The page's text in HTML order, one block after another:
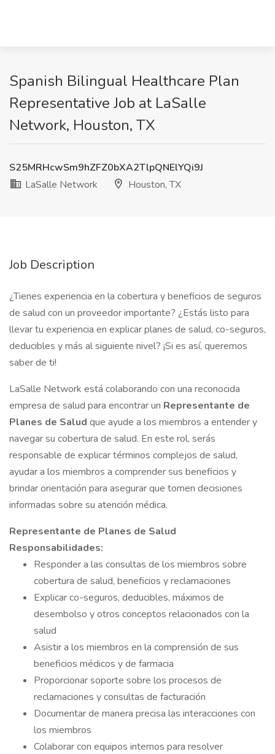
Spanish Bilingual Healthcare Plan
Representative Job at LaSalle
Network, Houston, TX
S25MRHcwSm9hZFZ0bXA2TlpQNElYQi9J
LaSalle Network
Houston, TX
Job Description
¿Tienes experiencia en la cobertura y beneficios de seguros
de salud con un proveedor importante? ¿Estás listo para
llevar tu experiencia en explicar planes de salud, co-seguros,
deducibles y más al siguiente nivel? ¡Si es así, queremos
saber de ti!
LaSalle Network está colaborando con una reconocida
empresa de salud para encontrar un Representante de
Planes de Salud que ayude a los miembros a entender y
navegar su cobertura de salud. En este rol, serás
responsable de explicar términos complejos de salud,
ayudar a los miembros a comprender sus beneficios y
brindar orientación para asegurar que tomen decisiones
informadas sobre su atención médica.
Representante de Planes de Salud
Responsabilidades:
Responder a las consultas de los miembros sobre
cobertura de salud, beneficios y reclamaciones
Explicar co-seguros, deducibles, máximos de
desembolso y otros conceptos relacionados con la
salud
Asistir a los miembros en la comprensión de sus
beneficios médicos y de farmacia
Proporcionar soporte sobre los procesos de
reclamaciones y consultas de facturación
Documentar de manera precisa las interacciones con
los miembros
Colaborar con equipos internos para resolver